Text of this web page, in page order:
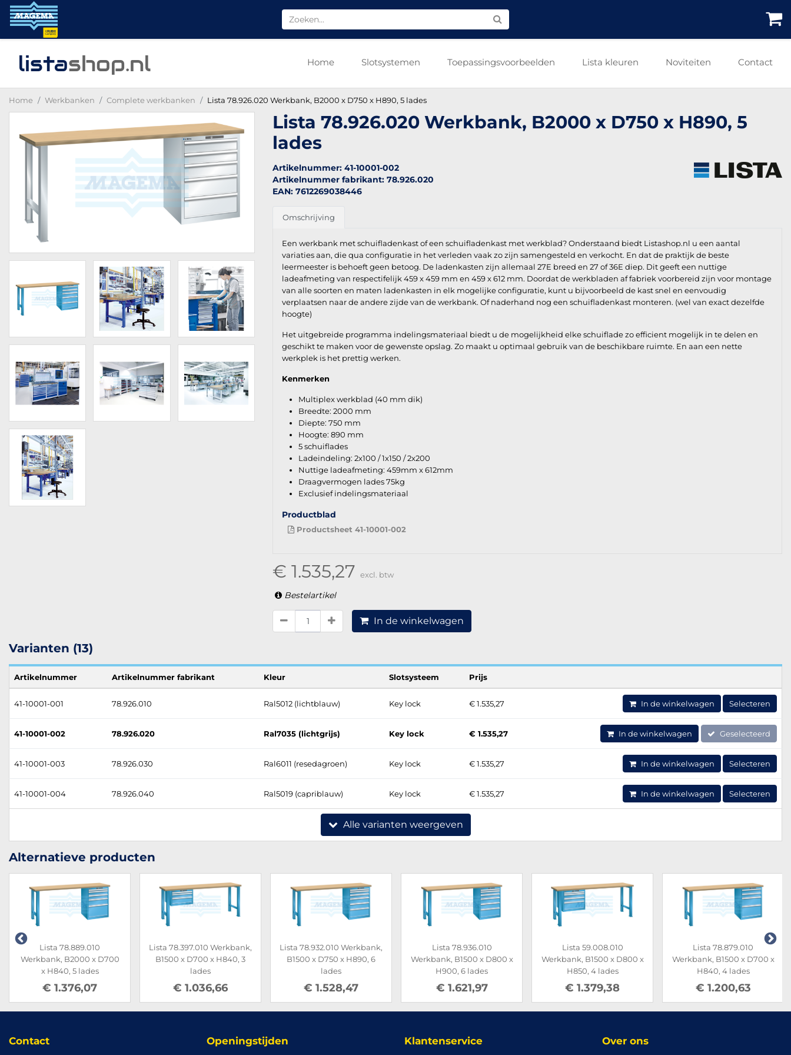
listashop.nl Home Slotsystemen Toepassingsvoorbeelden Lista kleuren Noviteiten Contact
Home Werkbanken Complete werkbanken Lista 78.926.020 Werkbank, B2000 x D750 x H890, 5 lades
Lista 78.926.020 Werkbank, B2000 x D750 x H890, 5
lades
Artikelnummer: 41-10001-002
Artikelnummer fabrikant: 78.926.020
EAN: 7612269038446
Omschrijving
Een werkbank met schuifladenkast of een schuifladenkast met werkblad? Onderstaand biedt Listashop.nl u een aantal
variaties aan, die qua configuratie in het verleden vaak zo zijn samengesteld en verkocht. En dat de praktijk de beste
leermeester is behoeft geen betoog. De ladenkasten zijn allemaal 27E breed en 27 of 36E diep. Dit geeft een nuttige
ladeafmeting van respectifelijk 459 x 459 mm en 459 x 612 mm. Doordat de werkbladen af fabriek voorbereid zijn voor montage
van alle soorten en maten ladenkasten in elk mogelijke configuratie, kunt u bijvoorbeeld de kast snel en eenvoudig
verplaatsen naar de andere zijde van de werkbank. Of naderhand nog een schuifladenkast monteren. (wel van exact dezelfde
hoogte)
Het uitgebreide programma indelingsmateriaal biedt u de mogelijkheid elke schuiflade zo efficient mogelijk in te delen en
geschikt te maken voor de gewenste opslag. Zo maakt u optimaal gebruik van de beschikbare ruimte. En aan een nette
werkplek is het prettig werken.
Kenmerken
Multiplex werkblad (40 mm dik)
Breedte: 2000 mm
Diepte: 750 mm
Hoogte: 890 mm
5 schuiflades
Ladeindeling: 2x100 / 1x150 / 2x200
Nuttige ladeafmeting: 459mm x 612mm
Draagvermogen lades 75kg
Exclusief indelingsmateriaal
Productblad
Productsheet 41-10001-002
€ 1.535,27 excl. btw
Bestelartikel
In de winkelwagen
Varianten (13)
Artikelnummer Artikelnummer fabrikant Kleur Slotsysteem Prijs
41-10001-001 78.926.010 Ral5012 (lichtblauw) Key lock € 1.535,27 In de winkelwagen Selecteren
41-10001-002 78.926.020 Ral7035 (lichtgrijs) Key lock € 1.535,27 In de winkelwagen Geselecteerd
41-10001-003 78.926.030 Ral6011 (resedagroen) Key lock € 1.535,27 In de winkelwagen Selecteren
41-10001-004 78.926.040 Ral5019 (capriblauw) Key lock € 1.535,27 In de winkelwagen Selecteren
Alle varianten weergeven
Alternatieve producten
Lista 78.889.010
Werkbank, B2000 x D700
x H840, 5 lades
€ 1.376,07
Lista 78.397.010 Werkbank,
B1500 x D700 x H840, 3
lades
€ 1.036,66
Lista 78.932.010 Werkbank,
B1500 x D750 x H890, 6
lades
€ 1.528,47
Lista 78.936.010
Werkbank, B1500 x D800 x
H900, 6 lades
€ 1.621,97
Lista 59.008.010
Werkbank, B1500 x D800 x
H850, 4 lades
€ 1.379,38
Lista 78.879.010
Werkbank, B1500 x D700 x
H840, 4 lades
€ 1.200,63
Contact Openingstijden Klantenservice Over ons